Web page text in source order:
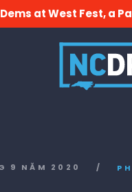
at West Fest, a
9 NĂM 2020 /